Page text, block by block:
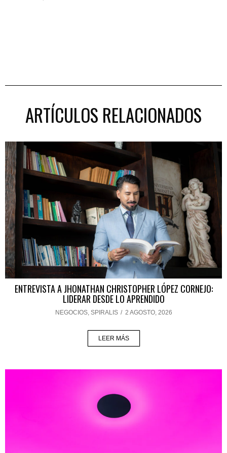
ARTÍCULOS RELACIONADOS
ENTREVISTA A JHONATHAN CHRISTOPHER LÓPEZ CORNEJO:
LIDERAR DESDE LO APRENDIDO
NEGOCIOS, SPIRALIS / 2 AGOSTO, 2026
LEER MÁS